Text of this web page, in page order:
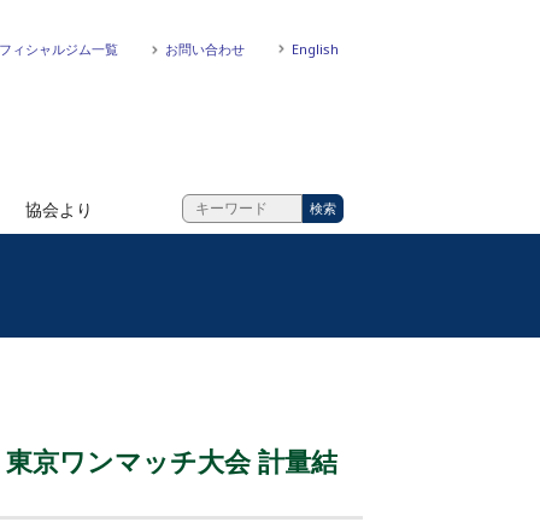
ィシャルジム一覧 お問い合わせ English
協会より
京ワンマッチ大会 計量結